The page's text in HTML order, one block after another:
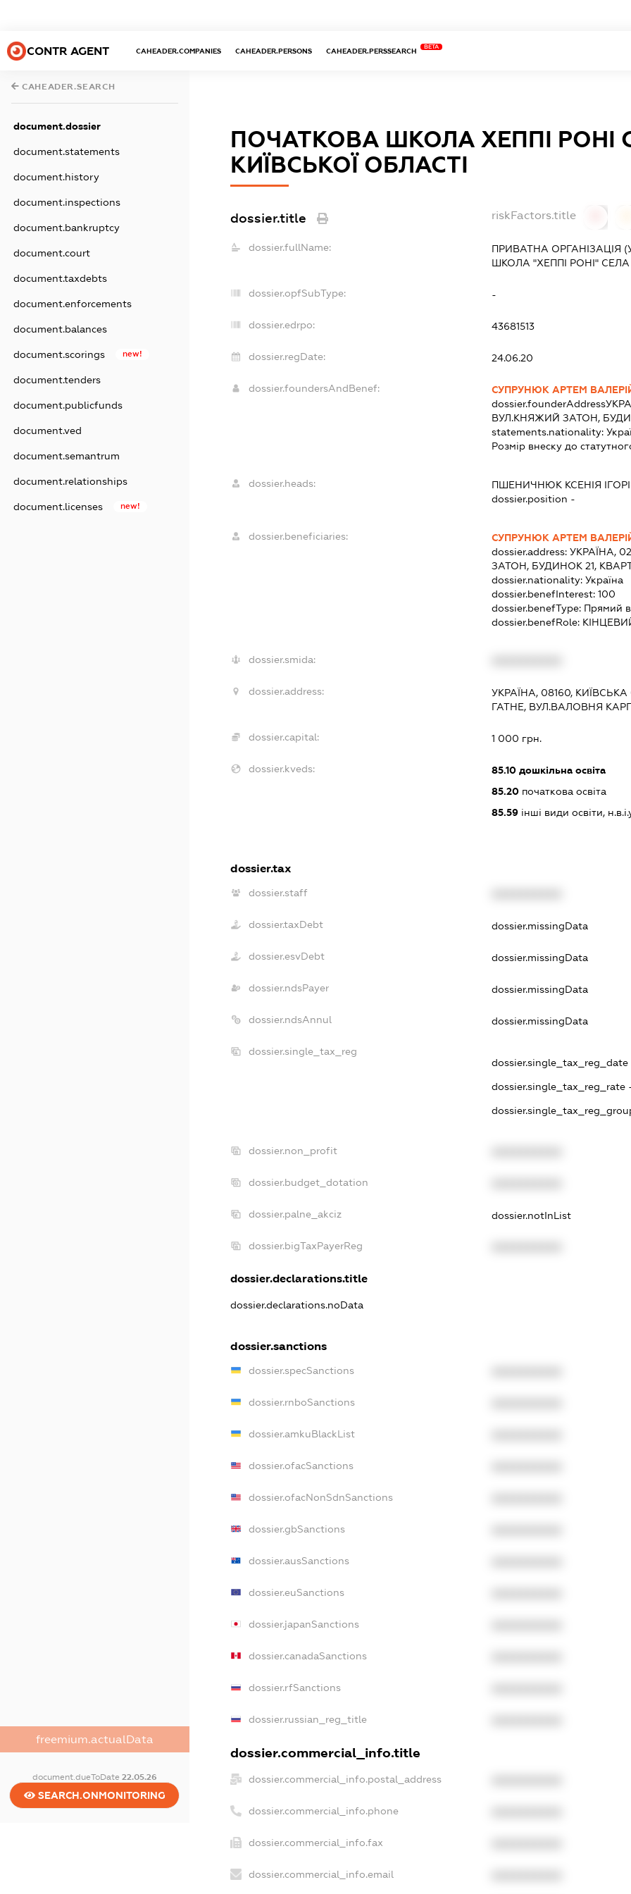
CONTR AGENT CAHEADER.COMPANIES CAHEADER.PERSONS CAHEADER.PERSSEARCH
BETA
CAHEADER.SEARCH
document.dossier
document.statements
document.history
document.inspections
document.bankruptcy
document.court
document.taxdebts
document.enforcements
document.balances
document.scorings new!
document.tenders
document.publicfunds
document.ved
document.semantrum
document.relationships
document.licenses new!
freemium.actualData
document.dueToDate 22.05.26
SEARCH.ONMONITORING
ПОЧАТКОВА ШКОЛА ХЕППІ РОНІ
КИЇВСЬКОЇ ОБЛАСТІ
dossier.title riskFactors.title
dossier.fullName:
ПРИВАТНА ОРГАНІЗАЦІЯ
ШКОЛА "ХЕППІ РОНІ" СЕЛА
dossier.opfSubType: -
dossier.edrpo: 43681513
dossier.regDate: 24.06.20
dossier.foundersAndBenef:
СУПРУНЮК АРТЕМ
dossier.founderAddress
ВУЛ.КНЯЖИЙ ЗАТОН,
statements.nationality:
Розмір внеску до
dossier.heads: ПШЕНИЧНЮК КСЕНІЯ
dossier.position -
dossier.beneficiaries:
СУПРУНЮК АРТЕМ
dossier.address:УКРАЇНА,
ЗАТОН, БУДИНОК 21,
dossier.nationality:Україна
dossier.benefInterest:100
dossier.benefType: Прямий
dossier.benefRole:
dossier.smida:
dossier.address:
УКРАЇНА, 08160,
ГАТНЕ, ВУЛ.ВАЛОВНЯ
dossier.capital: 1 000 грн.
dossier.kveds: 85.10 дошкільна освіта
85.20 початкова освіта
85.59 інші види освіти,
dossier.tax
dossier.staff
dossier.taxDebt dossier.missingData
dossier.esvDebt dossier.missingData
dossier.ndsPayer dossier.missingData
dossier.ndsAnnul dossier.missingData
dossier.single_tax_reg
dossier.single_tax_reg_date
dossier.single_tax_reg_rate
dossier.non_profit
dossier.budget_dotation
dossier.palne_akciz dossier.notInList
dossier.bigTaxPayerReg
dossier.declarations.title
dossier.declarations.noData
dossier.sanctions
dossier.specSanctions
dossier.rnboSanctions
dossier.amkuBlackList
dossier.ofacSanctions
dossier.ofacNonSdnSanctions
dossier.gbSanctions
dossier.ausSanctions
dossier.euSanctions
dossier.japanSanctions
dossier.canadaSanctions
dossier.rfSanctions
dossier.russian_reg_title
dossier.commercial_info.title
dossier.commercial_info.postal_address
dossier.commercial_info.phone
dossier.commercial_info.fax
dossier.commercial_info.email